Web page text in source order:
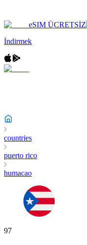
eSIM ÜCRETSİZ
İndirmek
countries
puerto rico
humacao
97